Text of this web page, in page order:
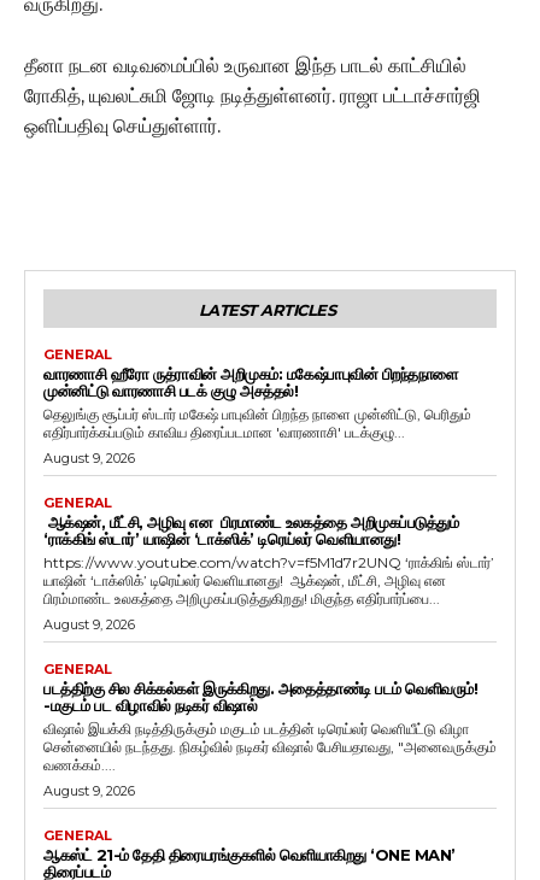
தீனா நடன வடிவமைப்பில் உருவான இந்த பாடல் காட்சியில்
ரோகித், யுவலட்சுமி ஜோடி நடித்துள்ளனர். ராஜா பட்டாச்சார்ஜி
ஒளிப்பதிவு செய்துள்ளார்.
LATEST ARTICLES
GENERAL
வாரணாசி ஹீரோ ருத்ராவின் அறிமுகம்: மகேஷ்பாபுவின் பிறந்தநாளை
முன்னிட்டு வாரணாசி படக் குழு அசத்தல்!
தெலுங்கு சூப்பர் ஸ்டார் மகேஷ் பாபுவின் பிறந்த நாளை முன்னிட்டு, பெரிதும்
எதிர்பார்க்கப்படும் காவிய திரைப்படமான 'வாரணாசி' படக்குழு...
August 9, 2026
GENERAL
ஆக்‌ஷன், மீட்சி, அழிவு என பிரமாண்ட உலகத்தை அறிமுகப்படுத்தும்
‘ராக்கிங் ஸ்டார்’ யாஷின் ‘டாக்ஸிக்’ டிரெய்லர் வெளியானது!
https://www.youtube.com/watch?v=f5M1d7r2UNQ ‘ராக்கிங் ஸ்டார்’
யாஷின் ‘டாக்ஸிக்’ டிரெய்லர் வெளியானது! ஆக்‌ஷன், மீட்சி, அழிவு என
பிரம்மாண்ட உலகத்தை அறிமுகப்படுத்துகிறது! மிகுந்த எதிர்பார்ப்பை...
August 9, 2026
GENERAL
படத்திற்கு சில சிக்கல்கள் இருக்கிறது. அதைத்தாண்டி படம் வெளிவரும்!
-மகுடம் பட விழாவில் நடிகர் விஷால்
விஷால் இயக்கி நடித்திருக்கும் மகுடம் படத்தின் டிரெய்லர் வெளியீட்டு விழா
சென்னையில் நடந்தது. நிகழ்வில் நடிகர் விஷால் பேசியதாவது, "அனைவருக்கும்
வணக்கம்....
August 9, 2026
GENERAL
ஆகஸ்ட் 21-ம் தேதி திரையரங்குகளில் வெளியாகிறது ‘ONE MAN’
திரைப்படம்